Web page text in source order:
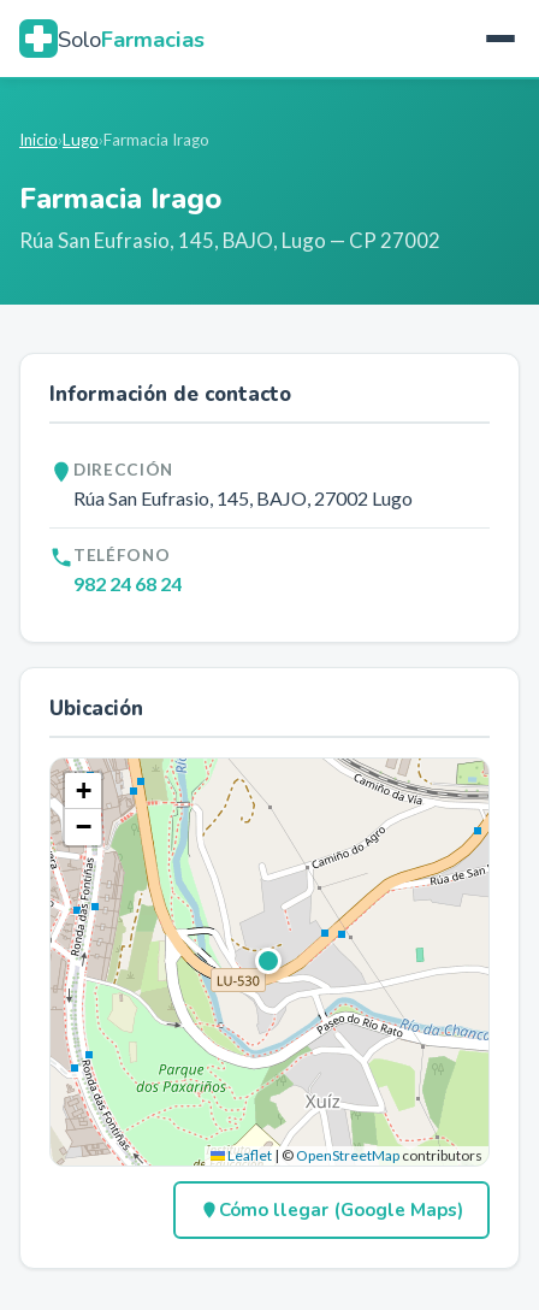
SoloFarmacias
Inicio›Lugo›Farmacia Irago
Farmacia Irago
Rúa San Eufrasio, 145, BAJO, Lugo — CP 27002
Información de contacto
DIRECCIÓN
Rúa San Eufrasio, 145, BAJO, 27002 Lugo
TELÉFONO
982 24 68 24
Ubicación
+
−
Leaflet | ©OpenStreetMap contributors
Cómo llegar (Google Maps)